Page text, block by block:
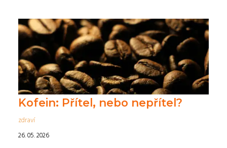
Kofein: Přítel, nebo nepřítel?
zdraví
26. 05. 2026